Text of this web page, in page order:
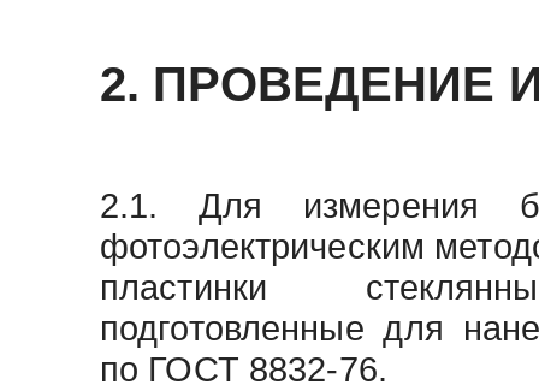
2. ПРОВЕДЕНИЕ
2.1. Для измерения
фотоэлектрическим
пластинки
подготовленные для
по ГОСТ 8832-76.